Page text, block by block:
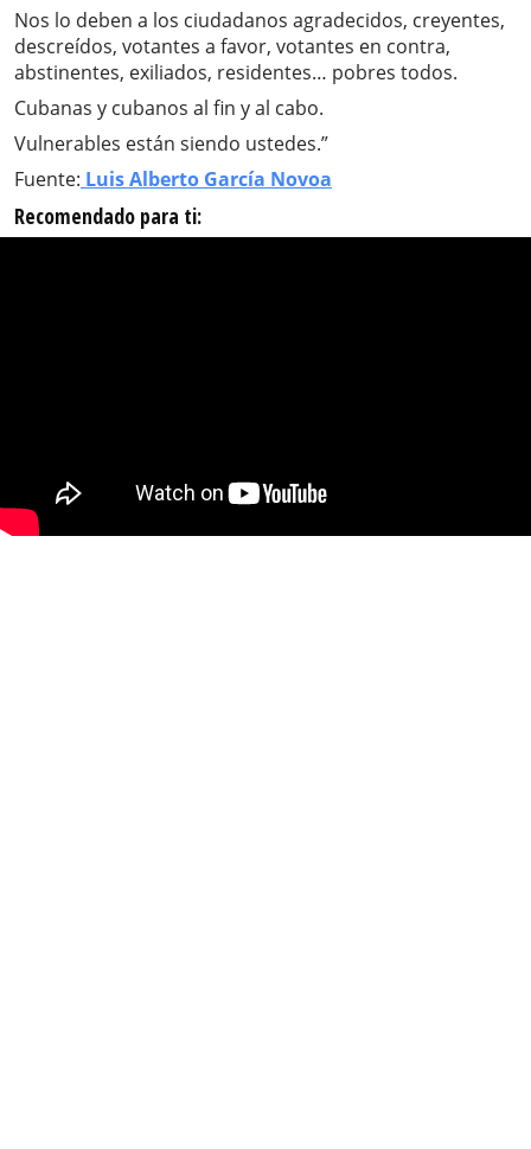
Nos lo deben a los ciudadanos agradecidos, creyentes,
descreídos, votantes a favor, votantes en contra,
abstinentes, exiliados, residentes… pobres todos.
Cubanas y cubanos al fin y al cabo.
Vulnerables están siendo ustedes.”
Fuente: Luis Alberto García Novoa
Recomendado para ti: